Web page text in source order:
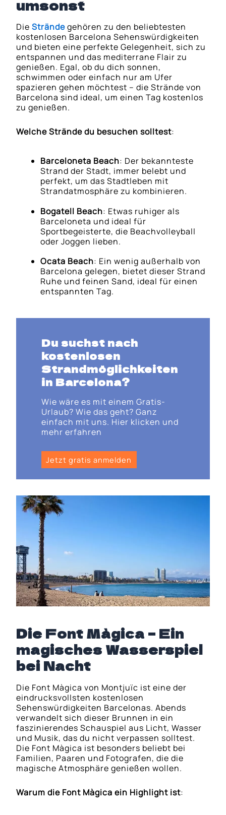
umsonst
DieSträndegehören zu den beliebtesten
kostenlosen Barcelona Sehenswürdigkeiten
und bieten eine perfekte Gelegenheit, sich zu
entspannen und das mediterrane Flair zu
genießen. Egal, ob du dich sonnen,
schwimmen oder einfach nur am Ufer
spazieren gehen möchtest – die Strände von
Barcelona sind ideal, um einen Tag kostenlos
zu genießen.
Welche Strände du besuchen solltest:
Barceloneta Beach: Der bekannteste
Strand der Stadt, immer belebt und
perfekt, um das Stadtleben mit
Strandatmosphäre zu kombinieren.
Bogatell Beach: Etwas ruhiger als
Barceloneta und ideal für
Sportbegeisterte, die Beachvolleyball
oder Joggen lieben.
Ocata Beach: Ein wenig außerhalb von
Barcelona gelegen, bietet dieser Strand
Ruhe und feinen Sand, ideal für einen
entspannten Tag.
Du suchst nach
kostenlosen
Strandmöglichkeiten
in Barcelona?
Wie wäre es mit einem Gratis-
Urlaub? Wie das geht? Ganz
einfach mit uns. Hier klicken und
mehr erfahren
Jetzt gratis anmelden
Die Font Màgica – Ein
magisches Wasserspiel
bei Nacht
Die Font Màgica von Montjuïc ist eine der
eindrucksvollsten kostenlosen
Sehenswürdigkeiten Barcelonas. Abends
verwandelt sich dieser Brunnen in ein
faszinierendes Schauspiel aus Licht, Wasser
und Musik, das du nicht verpassen solltest.
Die Font Màgica ist besonders beliebt bei
Familien, Paaren und Fotografen, die die
magische Atmosphäre genießen wollen.
Warum die Font Màgica ein Highlight ist: